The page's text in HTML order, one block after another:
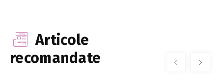
Articole
recomandate